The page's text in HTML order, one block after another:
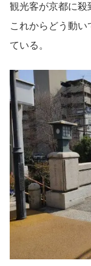
観光客が京都に殺
これからどう動
ている。